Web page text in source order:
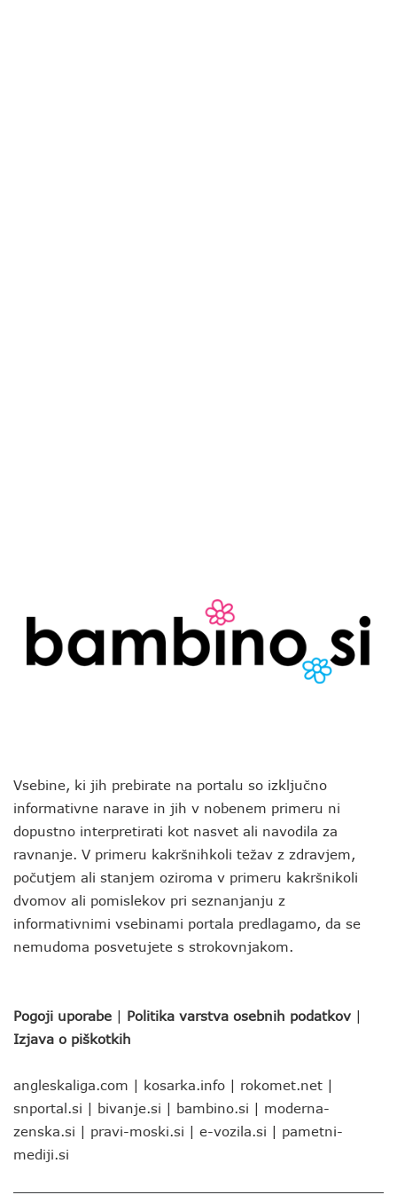
Vsebine, ki jih prebirate na portalu so izključno
informativne narave in jih v nobenem primeru ni
dopustno interpretirati kot nasvet ali navodila za
ravnanje. V primeru kakršnihkoli težav z zdravjem,
počutjem ali stanjem oziroma v primeru kakršnikoli
dvomov ali pomislekov pri seznanjanju z
informativnimi vsebinami portala predlagamo, da se
nemudoma posvetujete s strokovnjakom.
Pogoji uporabe | Politika varstva osebnih podatkov |
Izjava o piškotkih
angleskaliga.com | kosarka.info | rokomet.net |
snportal.si | bivanje.si | bambino.si | moderna-
zenska.si | pravi-moski.si | e-vozila.si | pametni-
mediji.si